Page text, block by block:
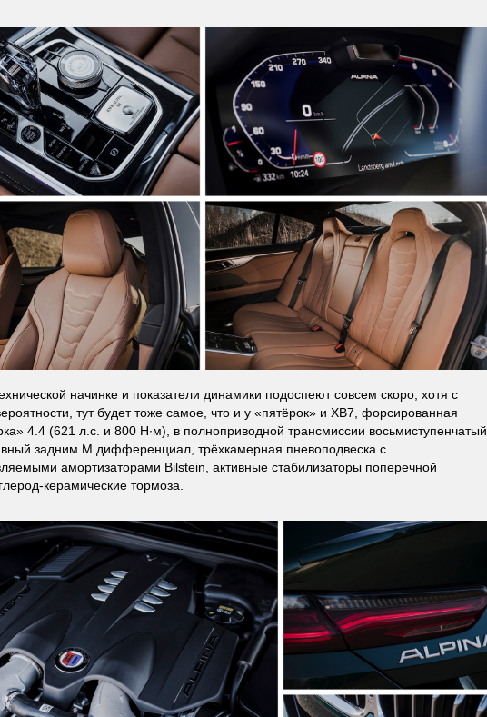
начинке и показатели динамики подоспеют совсем скоро, хотя с
тут будет тоже самое, что и у «пятёрок» и XB7, форсированная
4.4 (621 л.с. и 800 Н·м), в полноприводной трансмиссии восьмиступенчатый
задним M дифференциал, трёхкамерная пневоподвеска с
амортизаторами Bilstein, активные стабилизаторы поперечной
керамические тормоза.